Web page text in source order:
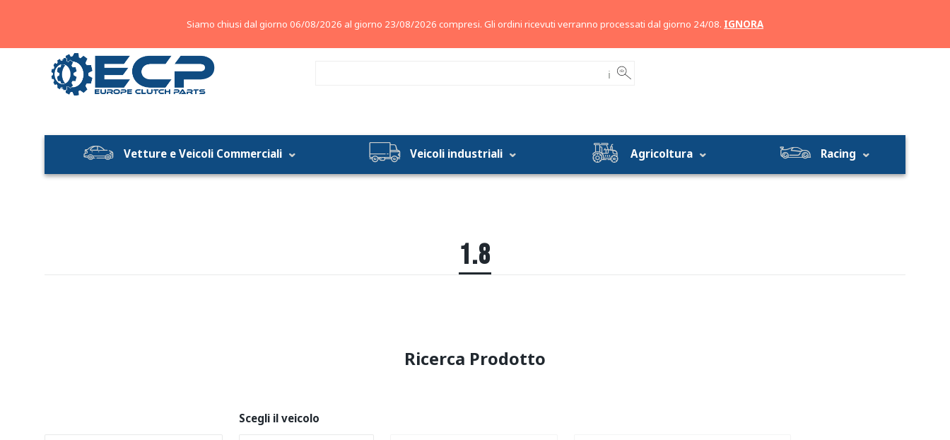
ℹ
Vetture e Veicoli Commerciali Veicoli industriali Agricoltura Racing
1.8
Siamo chiusi dal giorno 06/08/2026 al giorno 23/08/2026 compresi. Gli ordini ricevuti verranno processati dal giorno 24/08. IGNORA